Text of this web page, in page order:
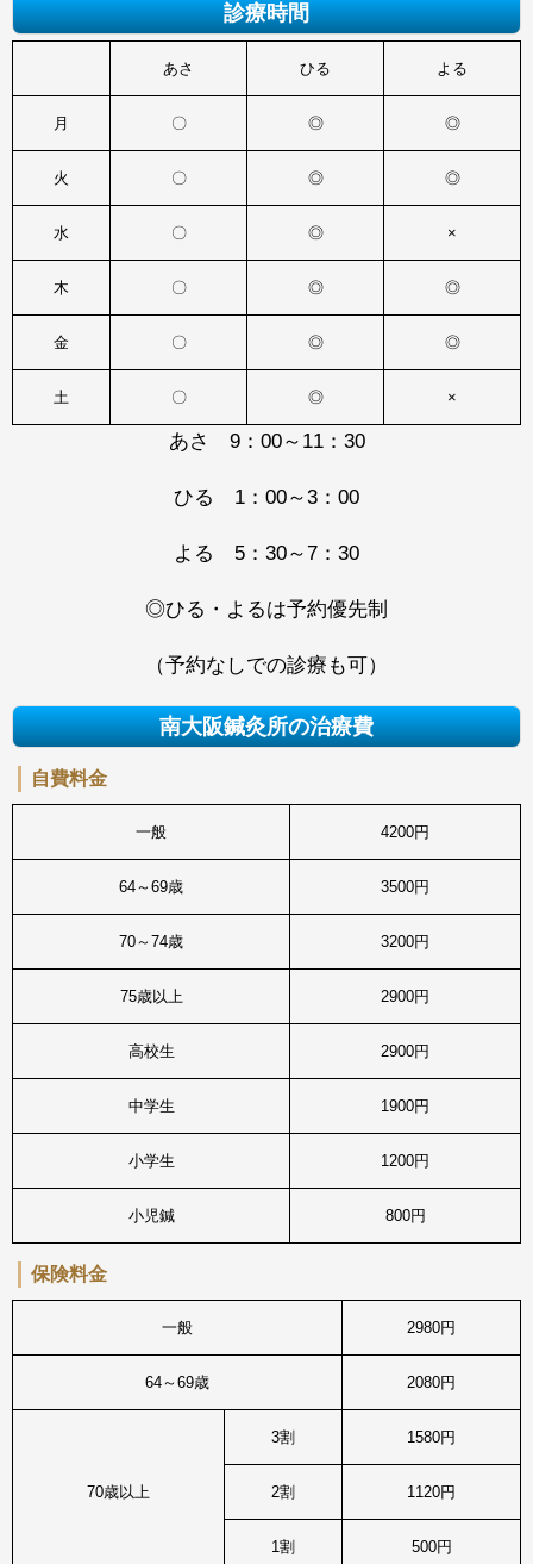
診療時間
あさ ひる よる
月 〇 ◎ ◎
火 〇 ◎ ◎
水 〇 ◎ ×
木 〇 ◎ ◎
金 〇 ◎ ◎
土 〇 ◎ ×
あさ 9：00～11：30
ひる 1：00～3：00
よる 5：30～7：30
◎ひる・よるは予約優先制
（予約なしでの診療も可）
南大阪鍼灸所の治療費
自費料金
一般 4200円
64～69歳 3500円
70～74歳 3200円
75歳以上 2900円
高校生 2900円
中学生 1900円
小学生 1200円
小児鍼 800円
保険料金
一般 2980円
64～69歳 2080円
70歳以上
3割 1580円
2割 1120円
1割 500円